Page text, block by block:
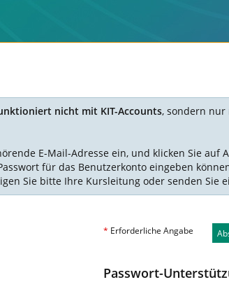
nicht mit KIT-Accounts, sondern nur
E-Mail-Adresse ein, und klicken Sie auf
für das Benutzerkonto eingeben
Sie bitte Ihre Kursleitung oder senden Sie
* Erforderliche Angabe
Passwort-